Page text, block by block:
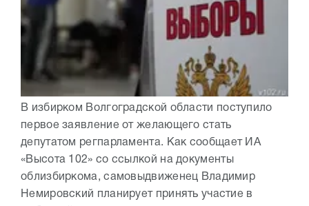
В избирком Волгоградской области поступило
первое заявление от желающего стать
депутатом регпарламента. Как сообщает ИА
«Высота 102» со ссылкой на документы
облизбиркома, самовыдвиженец Владимир
Немировский планирует принять участие в